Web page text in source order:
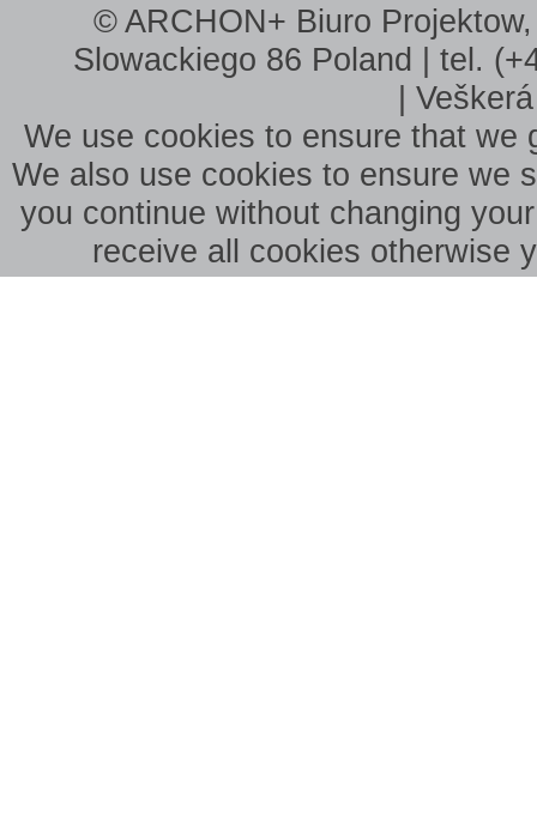
© ARCHON+ Biuro
Slowackiego 86 Poland | tel.
|
We use cookies to ensure that we
We also use cookies to ensure we
you continue without changing
receive all cookies otherwise